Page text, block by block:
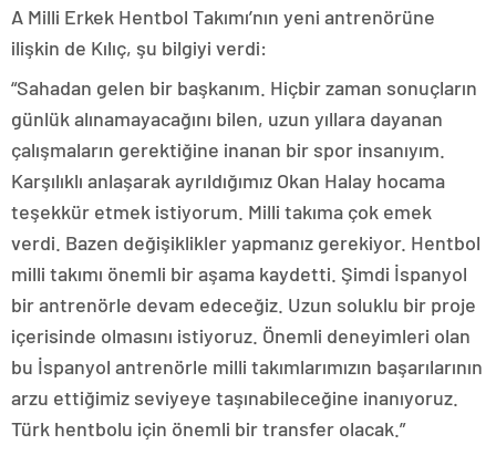
A Milli Erkek Hentbol Takımı’nın yeni antrenörüne
ilişkin de Kılıç, şu bilgiyi verdi:
“Sahadan gelen bir başkanım. Hiçbir zaman sonuçların
günlük alınamayacağını bilen, uzun yıllara dayanan
çalışmaların gerektiğine inanan bir spor insanıyım.
Karşılıklı anlaşarak ayrıldığımız Okan Halay hocama
teşekkür etmek istiyorum. Milli takıma çok emek
verdi. Bazen değişiklikler yapmanız gerekiyor. Hentbol
milli takımı önemli bir aşama kaydetti. Şimdi İspanyol
bir antrenörle devam edeceğiz. Uzun soluklu bir proje
içerisinde olmasını istiyoruz. Önemli deneyimleri olan
bu İspanyol antrenörle milli takımlarımızın başarılarının
arzu ettiğimiz seviyeye taşınabileceğine inanıyoruz.
Türk hentbolu için önemli bir transfer olacak.”